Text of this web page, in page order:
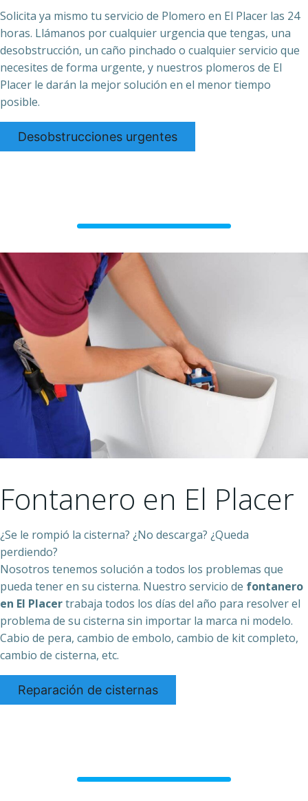
Solicita ya mismo tu servicio de Plomero en El Placer las 24
horas. Llámanos por cualquier urgencia que tengas, una
desobstrucción, un caño pinchado o cualquier servicio que
necesites de forma urgente, y nuestros plomeros de El
Placer le darán la mejor solución en el menor tiempo
posible.
Desobstrucciones urgentes
Fontanero en El Placer
¿Se le rompió la cisterna? ¿No descarga? ¿Queda
perdiendo?
Nosotros tenemos solución a todos los problemas que
pueda tener en su cisterna. Nuestro servicio de fontanero
en El Placertrabaja todos los días del año para resolver el
problema de su cisterna sin importar la marca ni modelo.
Cabio de pera, cambio de embolo, cambio de kit completo,
cambio de cisterna, etc.
Reparación de cisternas